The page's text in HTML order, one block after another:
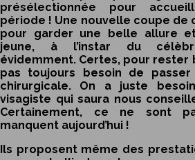
présélectionnée pour
période ! Une nouvelle coupe de
pour garder une belle allure
jeune, à l’instar du
évidemment. Certes, pour rester
pas toujours besoin de
chirurgicale. On a juste
visagiste qui saura nous
Certainement, ce ne sont
manquent aujourd’hui !
Ils proposent même des